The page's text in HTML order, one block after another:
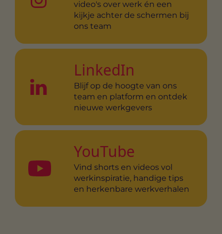
video's over werk én een
kijkje achter de schermen bij
ons team
LinkedIn
Blijf op de hoogte van ons
team en platform en ontdek
nieuwe werkgevers
YouTube
Vind shorts en videos vol
werkinspiratie, handige tips
en herkenbare werkverhalen